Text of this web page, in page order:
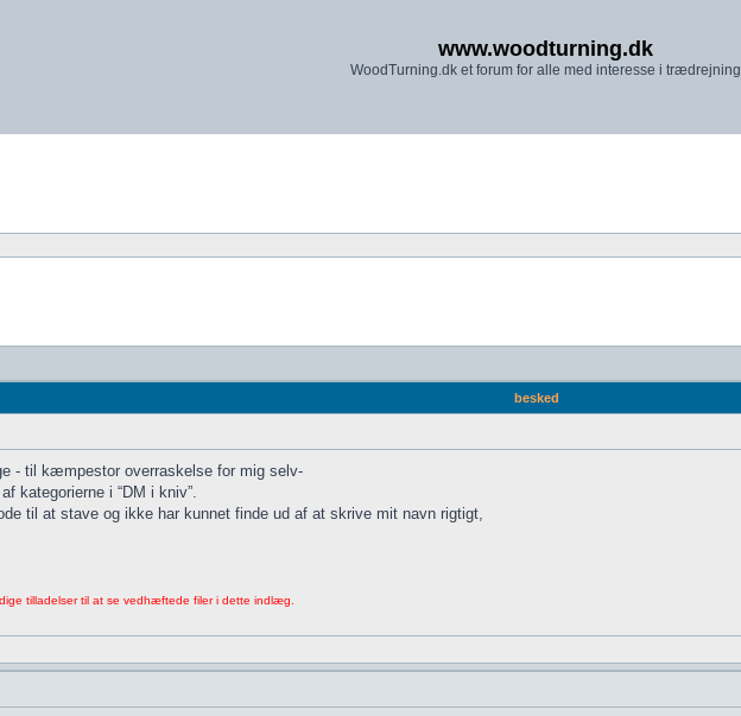
www.woodturning.dk
WoodTurning.dk et forum for alle med interesse i trædrejning
besked
- til kæmpestor overraskelse for mig selv-
kategorierne i “DM i kniv”.
til at stave og ikke har kunnet finde ud af at skrive mit navn rigtigt,
tilladelser til at se vedhæftede filer i dette indlæg.